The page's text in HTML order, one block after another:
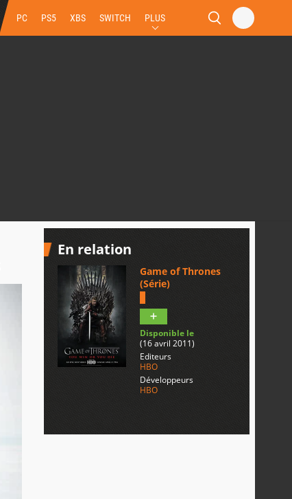
PC PS5 XBS SWITCH PLUS
En relation
Game of Thrones
(Série)
Disponible le
(16 avril 2011)
Editeurs
HBO
Développeurs
HBO